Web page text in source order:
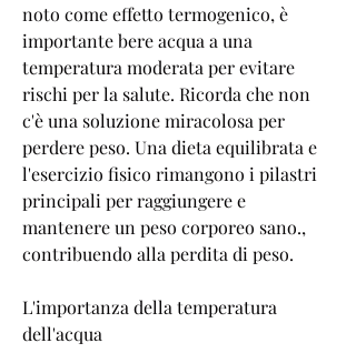
noto come effetto termogenico, è
importante bere acqua a una
temperatura moderata per evitare
rischi per la salute. Ricorda che non
c'è una soluzione miracolosa per
perdere peso. Una dieta equilibrata e
l'esercizio fisico rimangono i pilastri
principali per raggiungere e
mantenere un peso corporeo sano.,
contribuendo alla perdita di peso.
L'importanza della temperatura
dell'acqua